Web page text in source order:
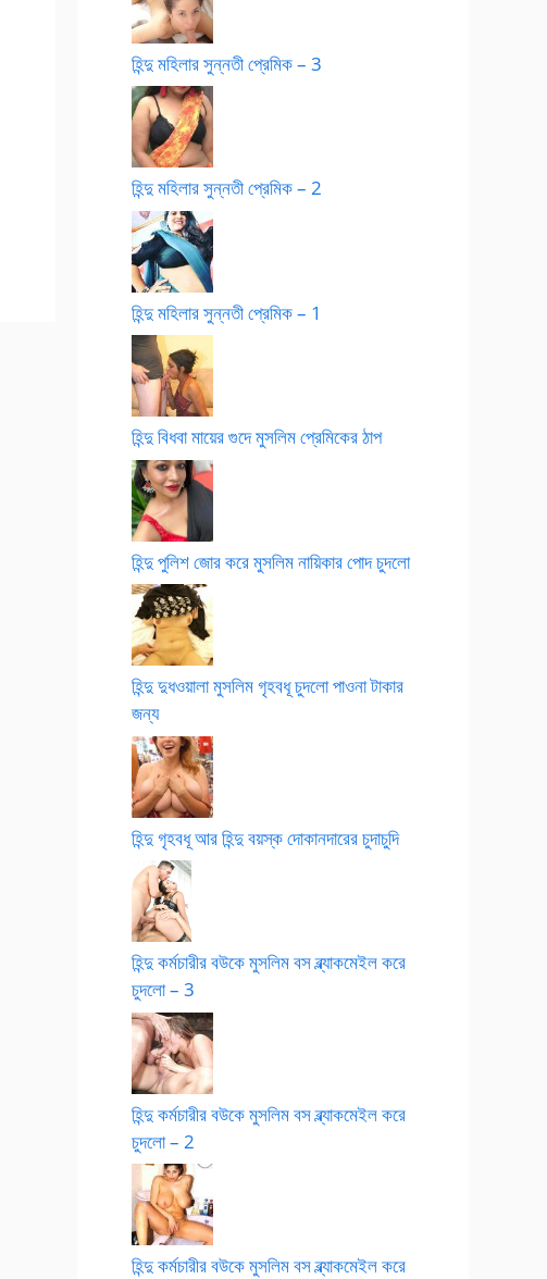
হিন্দু মহিলার সুন্নতী প্রেমিক – 3
হিন্দু মহিলার সুন্নতী প্রেমিক – 2
হিন্দু মহিলার সুন্নতী প্রেমিক – 1
হিন্দু বিধবা মায়ের গুদে মুসলিম প্রেমিকের ঠাপ
হিন্দু পুলিশ জোর করে মুসলিম নায়িকার পোদ চুদলো
হিন্দু দুধওয়ালা মুসলিম গৃহবধূ চুদলো পাওনা টাকার
জন্য
হিন্দু গৃহবধূ আর হিন্দু বয়স্ক দোকানদারের চুদাচুদি
হিন্দু কর্মচারীর বউকে মুসলিম বস ব্ল্যাকমেইল করে
চুদলো – 3
হিন্দু কর্মচারীর বউকে মুসলিম বস ব্ল্যাকমেইল করে
চুদলো – 2
হিন্দু কর্মচারীর বউকে মুসলিম বস ব্ল্যাকমেইল করে